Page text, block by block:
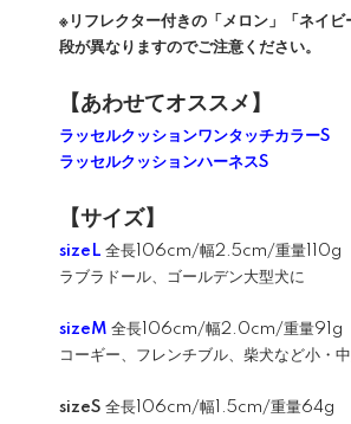
※リフレクター付きの「メロン」「ネイビ
段が異なりますのでご注意ください。
【あわせてオススメ】
ラッセルクッションワンタッチカラーS
ラッセルクッションハーネスS
【サイズ】
sizeL 全長106cm/幅2.5cm/重量110g
ラブラドール、ゴールデン大型犬に
sizeM 全長106cm/幅2.0cm/重量91g
コーギー、フレンチブル、柴犬など小・
sizeS 全長106cm/幅1.5cm/重量64g